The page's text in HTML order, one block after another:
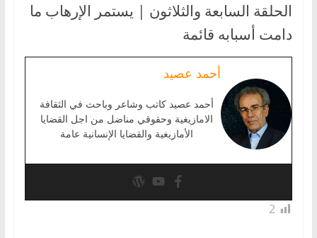
الحلقة السابعة والثلاثون | يستمر الإرهاب ما
دامت أسبابه قائمة
أحمد عصيد
أحمد عصيد كاتب وشاعر وباحث في الثقافة
الامازيغية وحقوقي مناضل من اجل القضايا
الأمازيغية والقضايا الإنسانية عامة
2